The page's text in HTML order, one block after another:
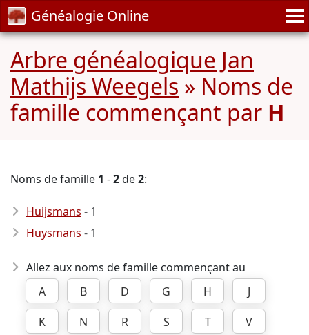
Généalogie Online
Arbre généalogique Jan
Mathijs Weegels » Noms de
famille commençant par H
Noms de famille 1 -2de2:
Huijsmans - 1
Huysmans - 1
Allez aux noms de famille commençant au
A
B D G H
J
K
N R S T
V